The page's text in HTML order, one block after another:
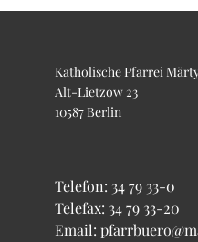
Katholische Pfarrei
Alt-Lietzow 23
10587 Berlin
Telefon: 34 79 33-0
Telefax: 34 79 33-20
Email: